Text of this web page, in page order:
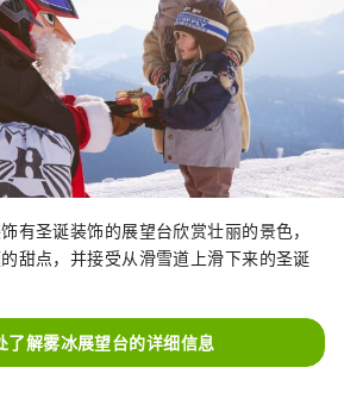
有圣诞装饰的展望台欣赏壮丽的景色，
甜点，并接受从滑雪道上滑下来的圣诞
了解雾冰展望台的详细信息